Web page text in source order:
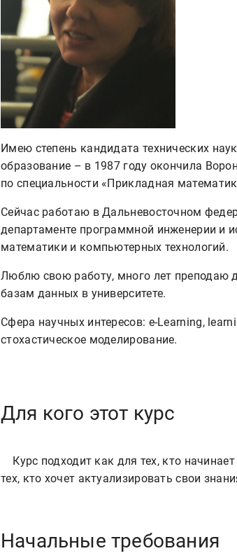
Имею степень кандидата технических
образование – в 1987 году окончила
по специальности «Прикладная
Сейчас работаю в Дальневосточном
департаменте программной инженерии и
математики и компьютерных технологий.
Люблю свою работу, много лет преподаю
базам данных в университете.
Сфера научных интересов: e-Learning,
стохастическое моделирование.
Для кого этот курс
Начальные требования